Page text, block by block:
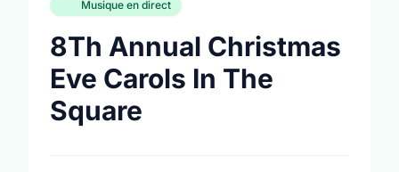
Musique en direct
8Th Annual Christmas
Eve Carols In The
Square